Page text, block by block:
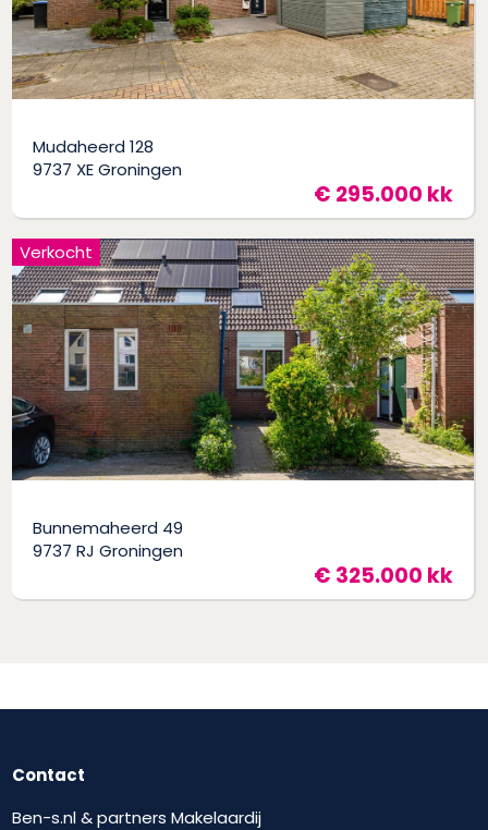
Mudaheerd 128
9737 XE Groningen
€ 295.000 kk
Bunnemaheerd 49
9737 RJ Groningen
€ 325.000 kk
Verkocht
Contact
Ben-s.nl & partners Makelaardij